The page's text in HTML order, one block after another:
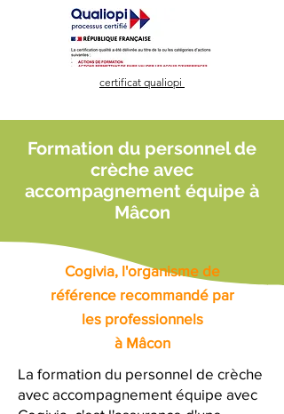
certificat qualiopi
Formation du personnel de
crèche avec
accompagnement équipe à
Mâcon
Cogivia, l'organisme de
référence recommandé par
les professionnels
à Mâcon
La formation du personnel de crèche
avec accompagnement équipe avec